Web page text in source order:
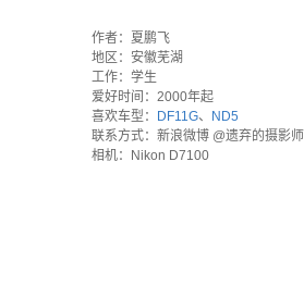
作者：夏鹏飞
地区：安徽芜湖
工作：学生
爱好时间：2000年起
喜欢车型：
DF11G、
ND5
联系方式：新浪微博 @遗弃的摄影师
相机：Nikon D7100